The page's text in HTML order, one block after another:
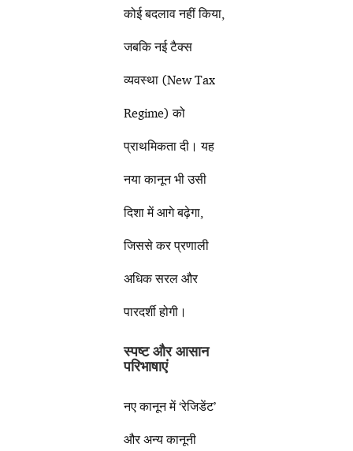
कोई बदलाव नहीं किया,
जबकि नई टैक्स
व्यवस्था (New Tax
Regime) को
प्राथमिकता दी। यह
नया कानून भी उसी
दिशा में आगे बढ़ेगा,
जिससे कर प्रणाली
अधिक सरल और
पारदर्शी होगी।
स्पष्ट और आसान
परिभाषाएं
नए कानून में ‘रेजिडेंट’
और अन्य कानूनी